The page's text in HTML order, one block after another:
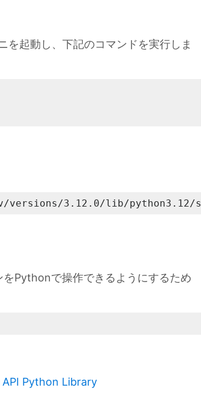
を起動し、下記のコマンドを実行しま
3.12.0/lib/python3.12/
Pythonで操作できるようにするため
Python Library